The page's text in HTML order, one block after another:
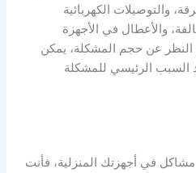
والتوصيلات الكهربائية
والأعطال في الأجهزة
النظر عن حجم المشكلة، يمكن
السبب الرئيسي للمشكلة
في أجهزتك المنزلية، فأنت